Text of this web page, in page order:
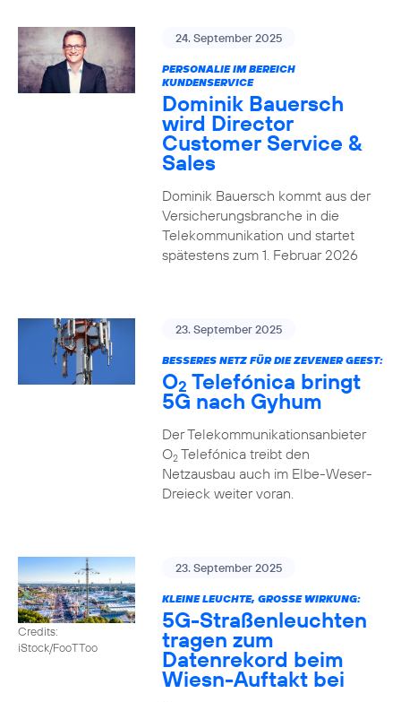
24. September 2025
PERSONALIE IM BEREICH
KUNDENSERVICE
Dominik Bauersch
wird Director
Customer Service &
Sales
Dominik Bauersch kommt aus der
Versicherungsbranche in die
Telekommunikation und startet
spätestens zum 1. Februar 2026
23. September 2025
BESSERES NETZ FÜR DIE ZEVENER GEEST:
O2 Telefónica bringt
5G nach Gyhum
Der Telekommunikationsanbieter
O2Telefónica treibt den
Netzausbau auch im Elbe-Weser-
Dreieck weiter voran.
Credits:
iStock/FooTToo
23. September 2025
KLEINE LEUCHTE, GROSSE WIRKUNG:
5G-Straßenleuchten
tragen zum
Datenrekord beim
Wiesn-Auftakt bei